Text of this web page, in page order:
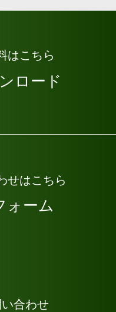
はこちら
ロード
せはこちら
ォーム
合わせ